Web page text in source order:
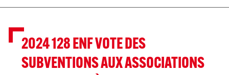
2024 128 ENF VOTE DES
SUBVENTIONS AUX ASSOCIATIONS